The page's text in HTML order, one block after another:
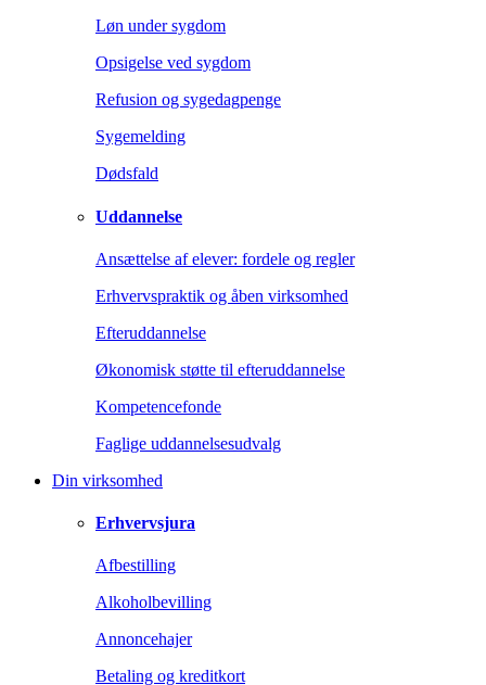
Løn under sygdom
Opsigelse ved sygdom
Refusion og sygedagpenge
Sygemelding
Dødsfald
Uddannelse
Ansættelse af elever: fordele og regler
Erhvervspraktik og åben virksomhed
Efteruddannelse
Økonomisk støtte til efteruddannelse
Kompetencefonde
Faglige uddannelsesudvalg
Din virksomhed
Erhvervsjura
Afbestilling
Alkoholbevilling
Annoncehajer
Betaling og kreditkort